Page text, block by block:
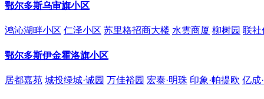
鄂尔多斯乌审旗小区
鸿沁湖畔小区 仁泽小区 苏里格招商大楼 水雲商厦 柳树园 联社
鄂尔多斯伊金霍洛旗小区
居都嘉苑 城投绿城·诚园 万佳裕园 宏泰·明珠 印象·帕提欧 亿成